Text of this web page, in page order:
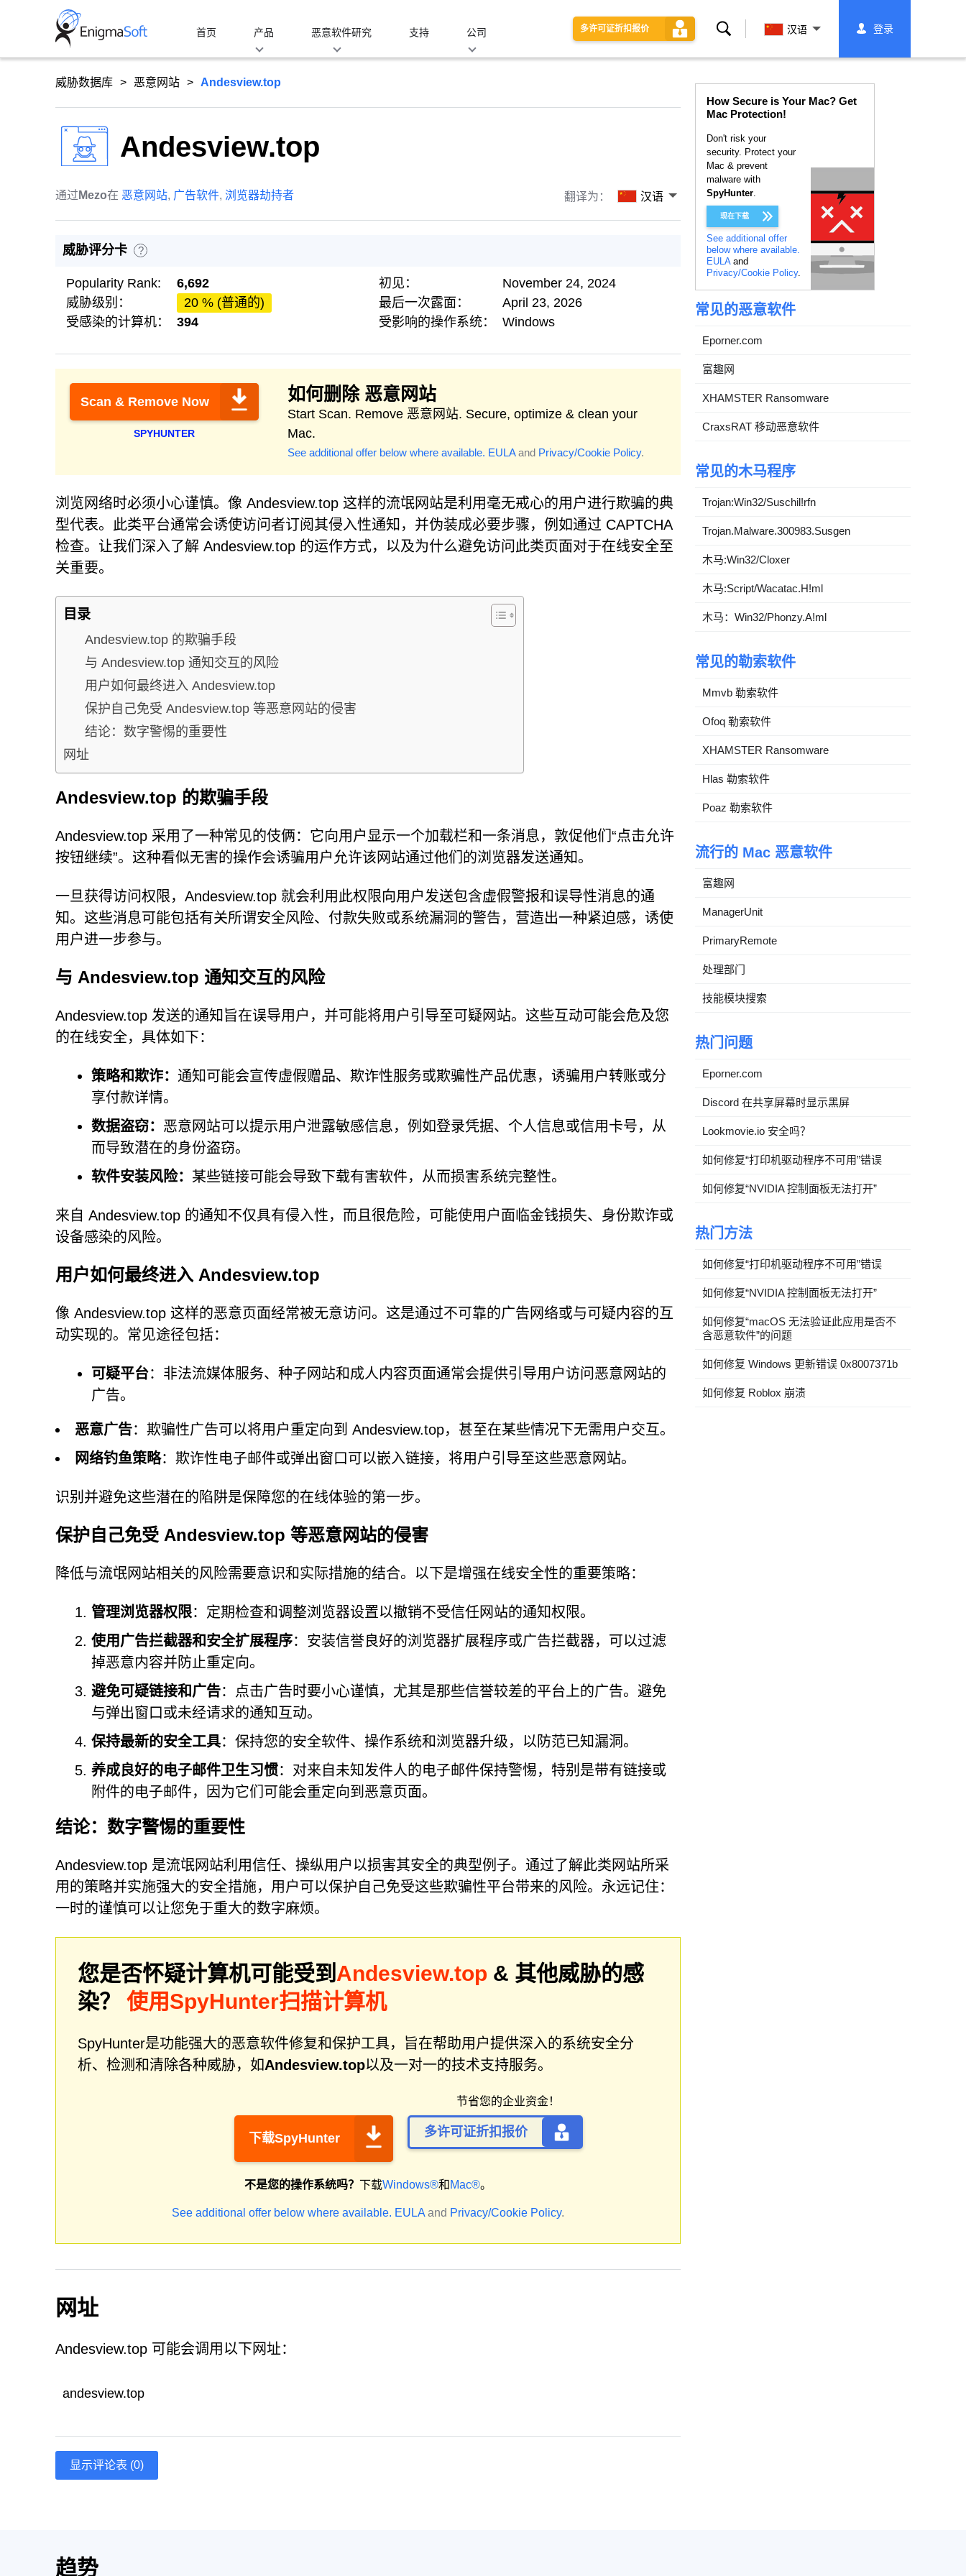
首页 产品 恶意软件研究 支持 公司 多许可证折扣报价
搜
汉语 登录
威胁数据库 恶意网站 Andesview.top
Andesview.top
通过 Mezo在 恶意网站, 广告软件, 浏览器劫持者 翻译为： 汉语
威胁评分卡 ?
Popularity Rank:
6,692
威胁级别：
20 % (普通的)
受感染的计算机：
394
初见：
November 24, 2024
最后一次露面：
April 23, 2026
受影响的操作系统：
Windows
Scan & Remove Now
SPYHUNTER
如何删除 恶意网站
Start Scan. Remove 恶意网站. Secure, optimize & clean your
Mac.
See additional offer below where available. EULAand Privacy/Cookie Policy.
浏览网络时必须小心谨慎。像 Andesview.top 这样的流氓网站是利用毫无戒心的用户进行欺骗的典
型代表。此类平台通常会诱使访问者订阅其侵入性通知，并伪装成必要步骤，例如通过 CAPTCHA
检查。让我们深入了解 Andesview.top 的运作方式，以及为什么避免访问此类页面对于在线安全至
关重要。
目录
Andesview.top 的欺骗手段
与 Andesview.top 通知交互的风险
用户如何最终进入 Andesview.top
保护自己免受 Andesview.top 等恶意网站的侵害
结论：数字警惕的重要性
网址
Andesview.top 的欺骗手段
Andesview.top 采用了一种常见的伎俩：它向用户显示一个加载栏和一条消息，敦促他们“点击允许
按钮继续”。这种看似无害的操作会诱骗用户允许该网站通过他们的浏览器发送通知。
一旦获得访问权限，Andesview.top 就会利用此权限向用户发送包含虚假警报和误导性消息的通
知。这些消息可能包括有关所谓安全风险、付款失败或系统漏洞的警告，营造出一种紧迫感，诱使
用户进一步参与。
与 Andesview.top 通知交互的风险
Andesview.top 发送的通知旨在误导用户，并可能将用户引导至可疑网站。这些互动可能会危及您
的在线安全，具体如下：
策略和欺诈： 通知可能会宣传虚假赠品、欺诈性服务或欺骗性产品优惠，诱骗用户转账或分
享付款详情。
数据盗窃： 恶意网站可以提示用户泄露敏感信息，例如登录凭据、个人信息或信用卡号，从
而导致潜在的身份盗窃。
软件安装风险： 某些链接可能会导致下载有害软件，从而损害系统完整性。
来自 Andesview.top 的通知不仅具有侵入性，而且很危险，可能使用户面临金钱损失、身份欺诈或
设备感染的风险。
用户如何最终进入 Andesview.top
像 Andesview.top 这样的恶意页面经常被无意访问。这是通过不可靠的广告网络或与可疑内容的互
动实现的。常见途径包括：
可疑平台：非法流媒体服务、种子网站和成人内容页面通常会提供引导用户访问恶意网站的
广告。
恶意广告：欺骗性广告可以将用户重定向到 Andesview.top，甚至在某些情况下无需用户交互。
网络钓鱼策略：欺诈性电子邮件或弹出窗口可以嵌入链接，将用户引导至这些恶意网站。
识别并避免这些潜在的陷阱是保障您的在线体验的第一步。
保护自己免受 Andesview.top 等恶意网站的侵害
降低与流氓网站相关的风险需要意识和实际措施的结合。以下是增强在线安全性的重要策略：
管理浏览器权限：定期检查和调整浏览器设置以撤销不受信任网站的通知权限。
使用广告拦截器和安全扩展程序：安装信誉良好的浏览器扩展程序或广告拦截器，可以过滤
掉恶意内容并防止重定向。
避免可疑链接和广告：点击广告时要小心谨慎，尤其是那些信誉较差的平台上的广告。避免
与弹出窗口或未经请求的通知互动。
保持最新的安全工具：保持您的安全软件、操作系统和浏览器升级，以防范已知漏洞。
养成良好的电子邮件卫生习惯：对来自未知发件人的电子邮件保持警惕，特别是带有链接或
附件的电子邮件，因为它们可能会重定向到恶意页面。
结论：数字警惕的重要性
Andesview.top 是流氓网站利用信任、操纵用户以损害其安全的典型例子。通过了解此类网站所采
用的策略并实施强大的安全措施，用户可以保护自己免受这些欺骗性平台带来的风险。永远记住：
一时的谨慎可以让您免于重大的数字麻烦。
您是否怀疑计算机可能受到Andesview.top & 其他威胁的感
染？ 使用SpyHunter扫描计算机
SpyHunter是功能强大的恶意软件修复和保护工具，旨在帮助用户提供深入的系统安全分
析、检测和清除各种威胁，如Andesview.top以及一对一的技术支持服务。
下载SpyHunter
节省您的企业资金！
多许可证折扣报价
不是您的操作系统吗？ 下载Windows®和 Mac®。
See additional offer below where available. EULA and Privacy/Cookie Policy.
网址
Andesview.top 可能会调用以下网址：
andesview.top
显示评论表 (0)
How Secure is Your Mac? Get
Mac Protection!
Don't risk your
security. Protect your
Mac & prevent
malware with
SpyHunter.
现在下载
See additional offer
below where available.
EULAand
Privacy/Cookie Policy.
常见的恶意软件
Eporner.com
富趣网
XHAMSTER Ransomware
CraxsRAT 移动恶意软件
常见的木马程序
Trojan:Win32/Suschil!rfn
Trojan.Malware.300983.Susgen
木马:Win32/Cloxer
木马:Script/Wacatac.H!ml
木马：Win32/Phonzy.A!ml
常见的勒索软件
Mmvb 勒索软件
Ofoq 勒索软件
XHAMSTER Ransomware
Hlas 勒索软件
Poaz 勒索软件
流行的 Mac 恶意软件
富趣网
ManagerUnit
PrimaryRemote
处理部门
技能模块搜索
热门问题
Eporner.com
Discord 在共享屏幕时显示黑屏
Lookmovie.io 安全吗？
如何修复“打印机驱动程序不可用”错误
如何修复“NVIDIA 控制面板无法打开”
热门方法
如何修复“打印机驱动程序不可用”错误
如何修复“NVIDIA 控制面板无法打开”
如何修复“macOS 无法验证此应用是否不
含恶意软件”的问题
如何修复 Windows 更新错误 0x8007371b
如何修复 Roblox 崩溃
趋势